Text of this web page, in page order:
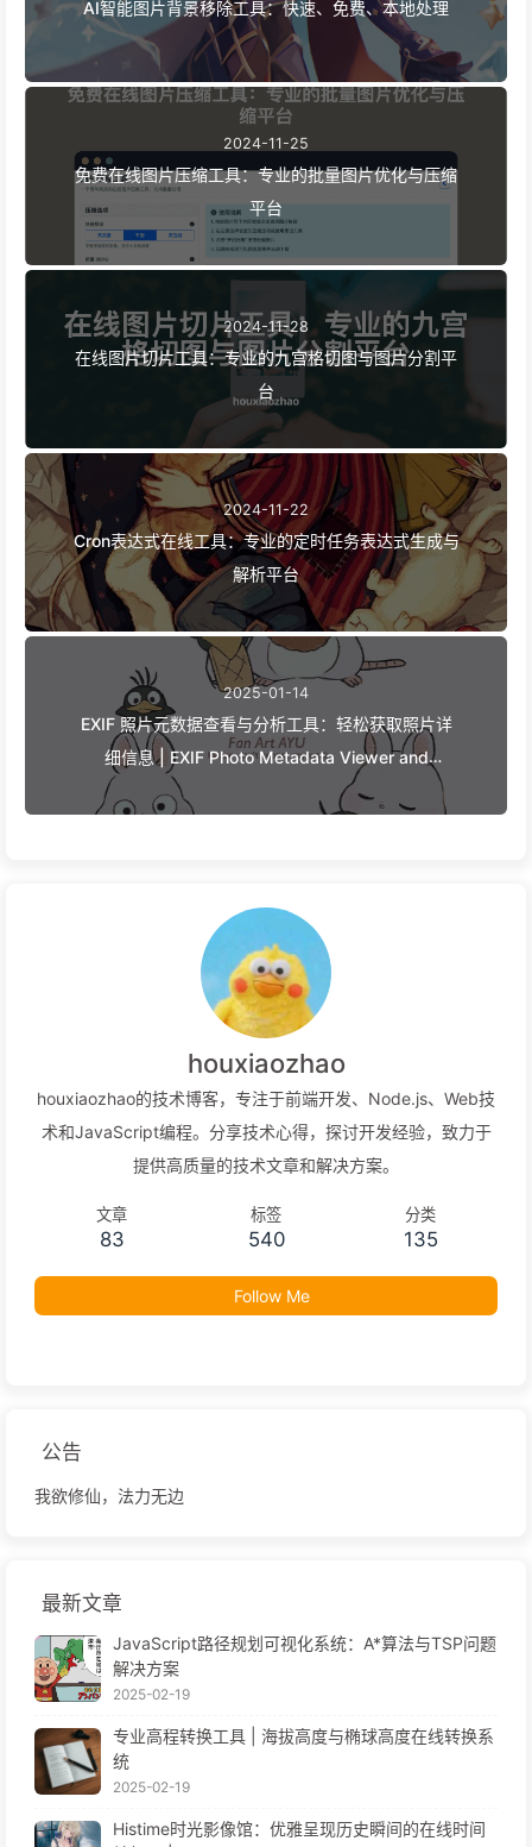
AI智能图片背景移除工具：快速、免费、本地处理
2024-11-25
免费在线图片压缩工具：专业的批量图片优化与压缩
平台
2024-11-28
在线图片切片工具：专业的九宫格切图与图片分割平
台
2024-11-22
Cron表达式在线工具：专业的定时任务表达式生成与
解析平台
2025-01-14
EXIF 照片元数据查看与分析工具：轻松获取照片详
细信息 | EXIF Photo Metadata Viewer and
Analyzer - Easy Access to Detailed Photo
houxiaozhao
houxiaozhao的技术博客，专注于前端开发、Node.js、Web技
术和JavaScript编程。分享技术心得，探讨开发经验，致力于
提供高质量的技术文章和解决方案。
文章
83
标签
540
分类
135
Follow Me
公告
我欲修仙，法力无边
最新文章
JavaScript路径规划可视化系统：A*算法与TSP问题
解决方案
2025-02-19
专业高程转换工具 | 海拔高度与椭球高度在线转换系
统
2025-02-19
Histime时光影像馆：优雅呈现历史瞬间的在线时间